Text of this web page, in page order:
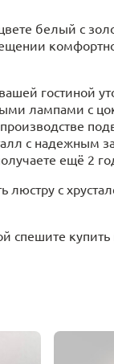
белый с
гостиной
лампами с
с
ещё 2
с
спешите